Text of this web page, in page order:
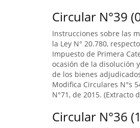
Circular N°39
Instrucciones sobre las
la Ley N° 20.780,
Impuesto de Primera
ocasión de la disolución
de los bienes
Modifica Circulares N°s
N°71, de 2015. (Extracto
Circular N°36